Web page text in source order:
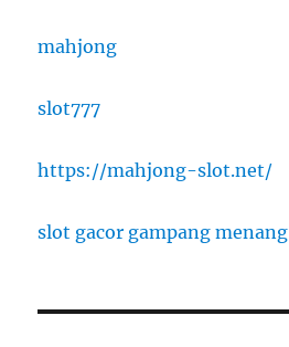
mahjong
slot777
https://mahjong-slot.net/
slot gacor gampang menang